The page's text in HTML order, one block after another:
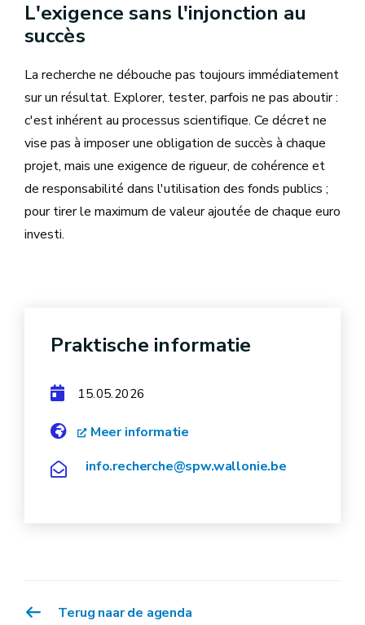
L'exigence sans l'injonction au
succès
La recherche ne débouche pas toujours immédiatement
sur un résultat. Explorer, tester, parfois ne pas aboutir :
c'est inhérent au processus scientifique. Ce décret ne
vise pas à imposer une obligation de succès à chaque
projet, mais une exigence de rigueur, de cohérence et
de responsabilité dans l'utilisation des fonds publics ;
pour tirer le maximum de valeur ajoutée de chaque euro
investi.
Terug naar de agenda
Praktische informatie
15.05.2026
Meer informatie
info.recherche@spw.wallonie.be